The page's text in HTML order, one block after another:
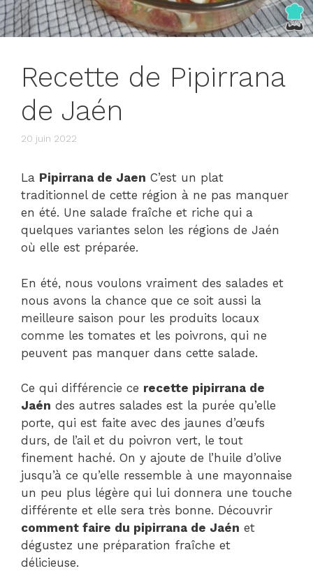
Recette de Pipirrana
de Jaén
20 juin 2022
La Pipirrana de Jaen C’est un plat
traditionnel de cette région à ne pas manquer
en été. Une salade fraîche et riche qui a
quelques variantes selon les régions de Jaén
où elle est préparée.
En été, nous voulons vraiment des salades et
nous avons la chance que ce soit aussi la
meilleure saison pour les produits locaux
comme les tomates et les poivrons, qui ne
peuvent pas manquer dans cette salade.
Ce qui différencie ce recette pipirrana de
Jaén des autres salades est la purée qu’elle
porte, qui est faite avec des jaunes d’œufs
durs, de l’ail et du poivron vert, le tout
finement haché. On y ajoute de l’huile d’olive
jusqu’à ce qu’elle ressemble à une mayonnaise
un peu plus légère qui lui donnera une touche
différente et elle sera très bonne. Découvrir
comment faire du pipirrana de Jaén et
dégustez une préparation fraîche et
délicieuse.